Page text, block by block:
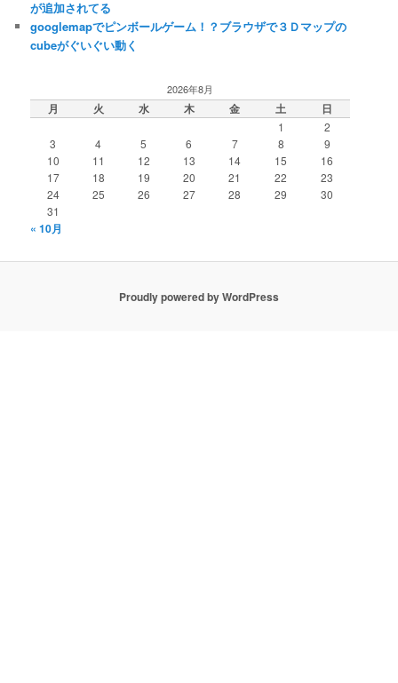
が追加されてる
googlemapでピンボールゲーム！？ブラウザで３Ｄマップの
cubeがぐいぐい動く
2026年8月
月 火 水 木 金 土 日
1
2
3
4 5 6 7 8
9
10
11 12 13 14 15
16
17
18 19 20 21 22
23
24
25 26 27 28 29
30
31
« 10月
Proudly powered by WordPress